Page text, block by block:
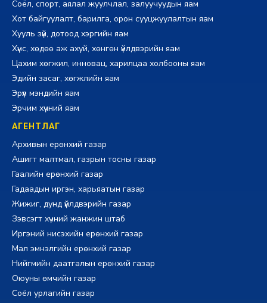
Соёл, спорт, аялал жуулчлал, залуучуудын яам
Хот байгуулалт, барилга, орон сууцжуулалтын яам
Хууль зүй, дотоод хэргийн яам
Хүнс, хөдөө аж ахуй, хөнгөн үйлдвэрийн яам
Цахим хөгжил, инновац, харилцаа холбооны яам
Эдийн засаг, хөгжлийн яам
Эрүүл мэндийн яам
Эрчим хүчний яам
АГЕНТЛАГ
Архивын ерөнхий газар
Ашигт малтмал, газрын тосны газар
Гаалийн ерөнхий газар
Гадаадын иргэн, харьяатын газар
Жижиг, дунд үйлдвэрийн газар
Зэвсэгт хүчний жанжин штаб
Иргэний нисэхийн ерөнхий газар
Мал эмнэлгийн ерөнхий газар
Нийгмийн даатгалын ерөнхий газар
Оюуны өмчийн газар
Соёл урлагийн газар